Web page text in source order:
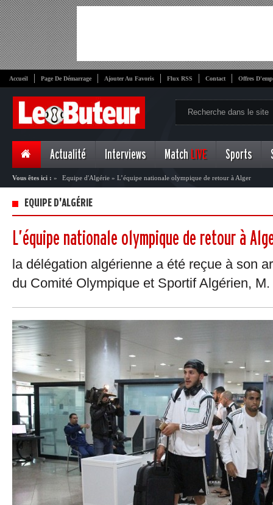
Accueil Page De Démarrage Ajouter Au Favoris Flux RSS Contact Offres
Actualité Interviews Match LIVE Sports
Vous êtes ici : » Equipe d'Algérie » L’équipe nationale olympique de retour à Alger
EQUIPE D'ALGÉRIE
L’équipe nationale olympique de retour à
la délégation algérienne a été reçue à son
du Comité Olympique et Sportif Algérien,